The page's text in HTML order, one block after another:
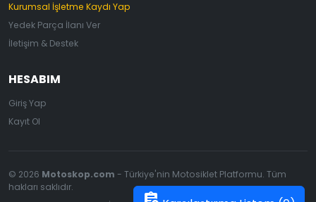
Kurumsal İşletme Kaydı Yap
Yedek Parça İlanı Ver
İletişim & Destek
HESABIM
Giriş Yap
Kayıt Ol
© 2026 Motoskop.com - Türkiye'nin Motosiklet Platformu. Tüm
hakları saklıdır.